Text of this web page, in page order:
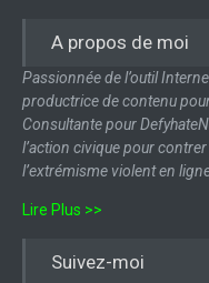
A propos de moi
Passionnée de l’outil
productrice de contenu
Consultante pour
l’action civique pour
l’extrémisme violent en
Lire Plus >>
Suivez-moi